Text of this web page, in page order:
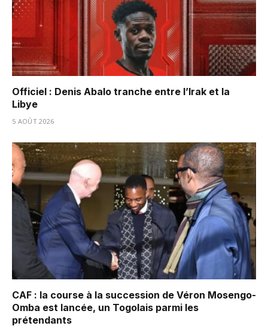
Officiel : Denis Abalo tranche entre l’Irak et la
Libye
5 AOÛT 2026
CAF : la course à la succession de Véron Mosengo-
Omba est lancée, un Togolais parmi les
prétendants